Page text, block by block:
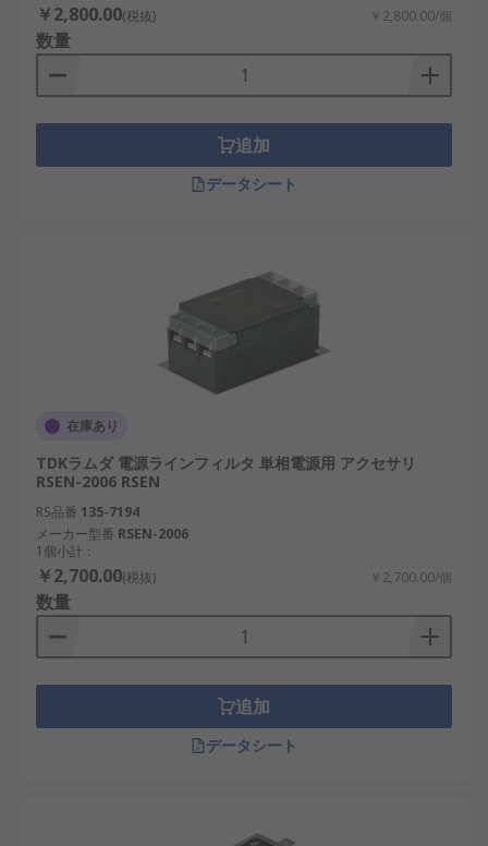
￥2,800.00(税抜) ￥2,800.00/個
数量
追加
データシート
在庫あり
TDKラムダ 電源ラインフィルタ 単相電源用 アクセサリ
RSEN-2006 RSEN
RS品番 135-7194
メーカー型番 RSEN-2006
1個小計：
￥2,700.00(税抜) ￥2,700.00/個
数量
追加
データシート